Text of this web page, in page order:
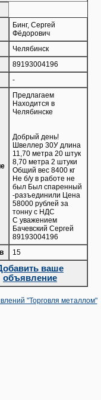
Бинг, Сергей
Фёдорович
Челябинск
89193004196
-
Предлагаем
Находится в
Челябинске
Добрый день!
Швеллер 30У длина
11,70 метра 20 штук
8,70 метра 2 штуки
Общий вес 8400 кг
Не б/у в работе не
был Был спаренный
-разъединили Цена
58000 рублей за
тонну с НДС
С уважением
Бачевский Сергей
89193004196
15
ваше
объявление